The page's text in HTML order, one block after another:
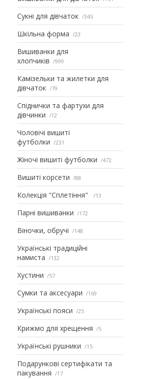
Сукні для дівчаток 345
Шкільна форма 23
Вишиванки для
хлопчиків
999
Камізельки та жилетки для
дівчаток
79
Спіднички та фартухи для
дівчинки
12
Чоловічі вишиті
футболки
231
Жіночі вишиті футболки 472
Вишиті корсети 88
Колекція "Сплетіння" 13
Парні вишиванки 172
Віночки, обручі 148
Українські традиційні
намиста
132
Хустини 57
Сумки та аксесуари 169
Українські пояси 25
Крижмо для хрещення 5
Українські рушники 15
Подарункові сертифікати та
пакування
17